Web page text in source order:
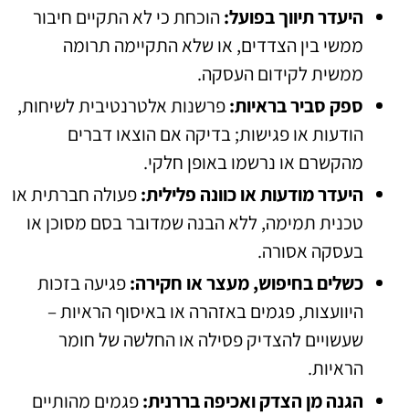
היעדר תיווך בפועל: הוכחת כי לא התקיים חיבור
ממשי בין הצדדים, או שלא התקיימה תרומה
ממשית לקידום העסקה.
ספק סביר בראיות:פרשנות אלטרנטיבית לשיחות,
הודעות או פגישות; בדיקה אם הוצאו דברים
מהקשרם או נרשמו באופן חלקי.
היעדר מודעות או כוונה פלילית:פעולה חברתית או
טכנית תמימה, ללא הבנה שמדובר בסם מסוכן או
בעסקה אסורה.
כשלים בחיפוש, מעצר או חקירה:פגיעה בזכות
היוועצות, פגמים באזהרה או באיסוף הראיות –
שעשויים להצדיק פסילה או החלשה של חומר
הראיות.
הגנה מן הצדק ואכיפה בררנית:פגמים מהותיים